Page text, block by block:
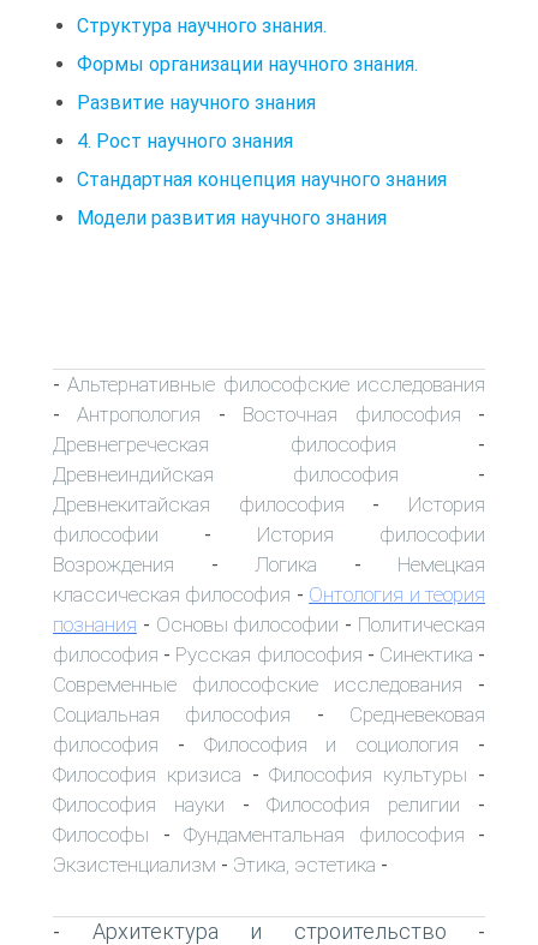
Структура научного знания.
Формы организации научного знания.
Развитие научного знания
4. Рост научного знания
Стандартная концепция научного знания
Модели развития научного знания
-Альтернативные философские исследования
-Антропология - Восточная философия -
Древнегреческая философия -
Древнеиндийская философия -
Древнекитайская философия - История
философии - История философии
Возрождения - Логика - Немецкая
классическая философия - Онтология и теория
познания - Основы философии - Политическая
философия - Русская философия - Синектика -
Современные философские исследования -
Социальная философия - Средневековая
философия - Философия и социология -
Философия кризиса -Философия культуры -
Философия науки -Философия религии -
Философы - Фундаментальная философия -
Экзистенциализм - Этика, эстетика -
- Архитектура и строительство -